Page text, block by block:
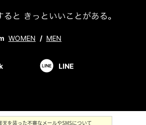
WOMEN / MEN
LINE
天を装った不審なメールやSMSについて